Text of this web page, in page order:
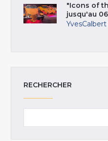
"Icons of
jusqu'au
YvesCalbert
RECHERCHER